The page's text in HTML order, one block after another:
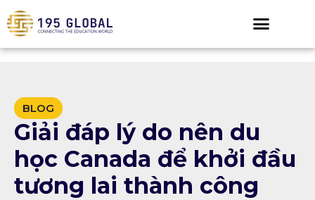
BLOG
Giải đáp lý do nên du
học Canada để khởi đầu
tương lai thành công